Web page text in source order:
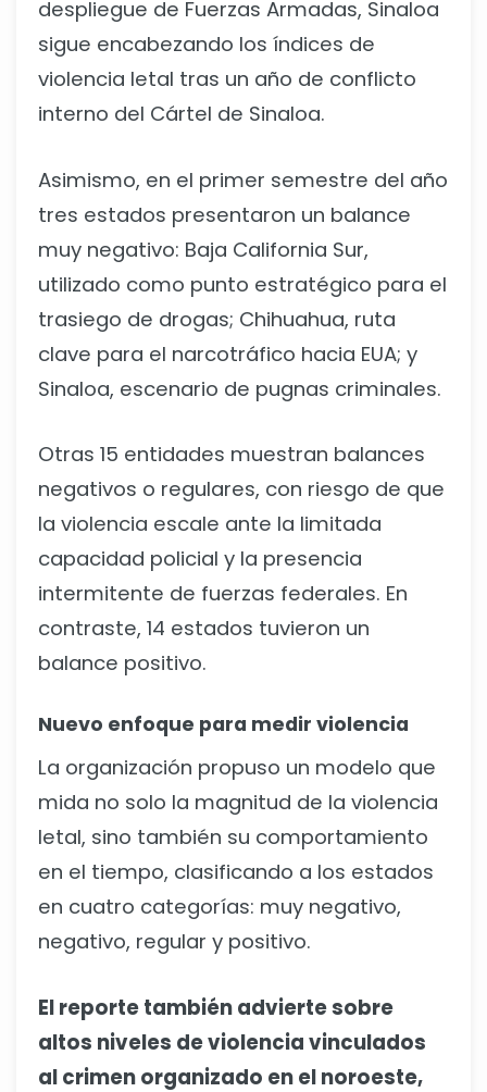
despliegue de Fuerzas Armadas, Sinaloa
sigue encabezando los índices de
violencia letal tras un año de conflicto
interno del Cártel de Sinaloa.
Asimismo, en el primer semestre del año
tres estados presentaron un balance
muy negativo: Baja California Sur,
utilizado como punto estratégico para el
trasiego de drogas; Chihuahua, ruta
clave para el narcotráfico hacia EUA; y
Sinaloa, escenario de pugnas criminales.
Otras 15 entidades muestran balances
negativos o regulares, con riesgo de que
la violencia escale ante la limitada
capacidad policial y la presencia
intermitente de fuerzas federales. En
contraste, 14 estados tuvieron un
balance positivo.
Nuevo enfoque para medir violencia
La organización propuso un modelo que
mida no solo la magnitud de la violencia
letal, sino también su comportamiento
en el tiempo, clasificando a los estados
en cuatro categorías: muy negativo,
negativo, regular y positivo.
El reporte también advierte sobre
altos niveles de violencia vinculados
al crimen organizado en el noroeste,